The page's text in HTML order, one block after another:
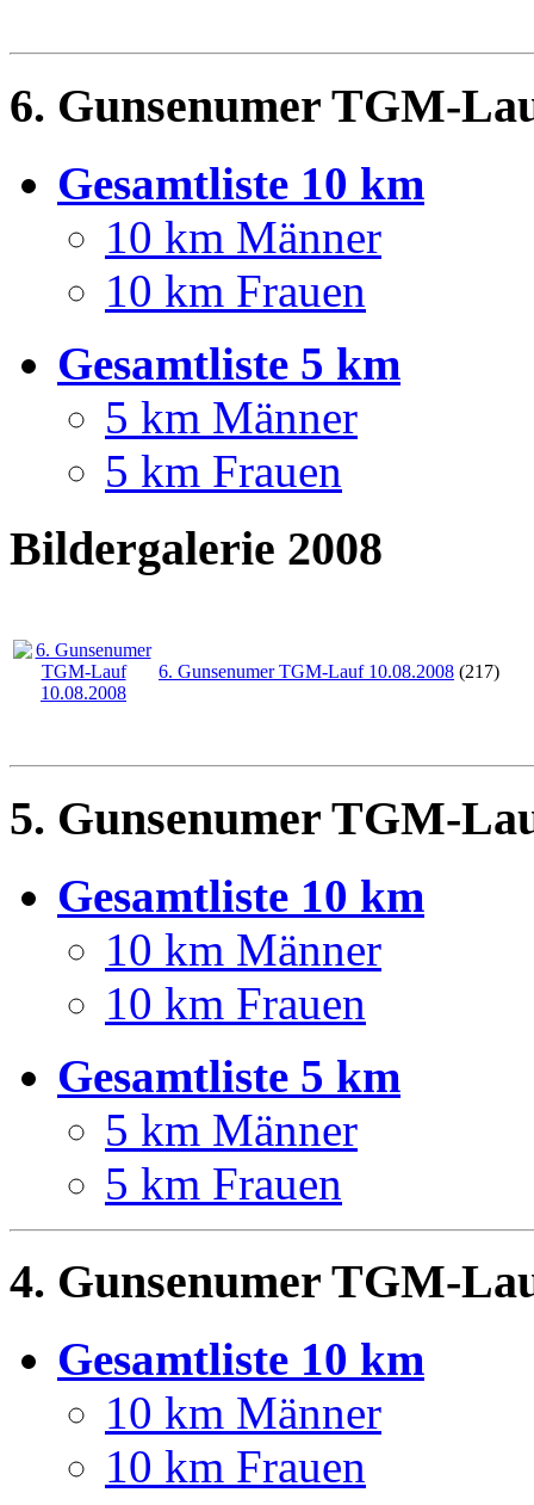
6. Gunsenumer TGM-
Gesamtliste 10 km
10 km Männer
10 km Frauen
Gesamtliste 5 km
5 km Männer
5 km Frauen
Bildergalerie 2008
6. Gunsenumer TGM-Lauf 10.08.2008 (217)
5. Gunsenumer TGM-
Gesamtliste 10 km
10 km Männer
10 km Frauen
Gesamtliste 5 km
5 km Männer
5 km Frauen
4. Gunsenumer TGM-
Gesamtliste 10 km
10 km Männer
10 km Frauen